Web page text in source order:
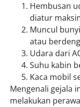
Hembusan
diatur
Muncul
atau
Udara dari
Suhu kabin
Kaca mobil
Mengenali gejala
melakukan